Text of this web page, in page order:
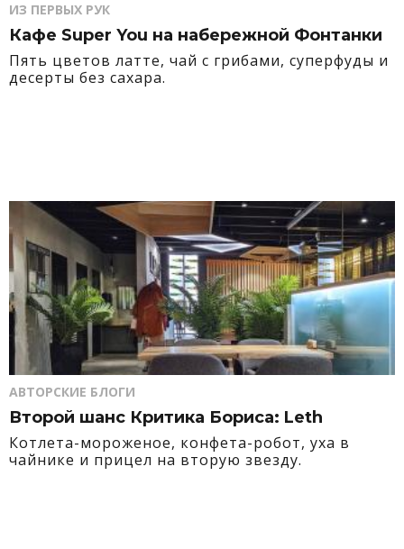
ИЗ ПЕРВЫХ РУК
Кафе Super You на набережной Фонтанки
Пять цветов латте, чай с грибами, суперфуды и
десерты без сахара.
АВТОРСКИЕ БЛОГИ
Второй шанс Критика Бориса: Leth
Котлета-мороженое, конфета-робот, уха в
чайнике и прицел на вторую звезду.